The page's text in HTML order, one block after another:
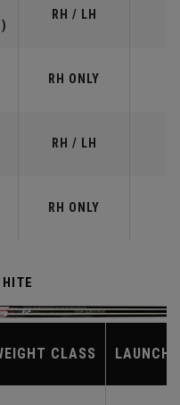
RH / LH
RH ONLY
RH / LH
RH ONLY
CLASS LAUNCH